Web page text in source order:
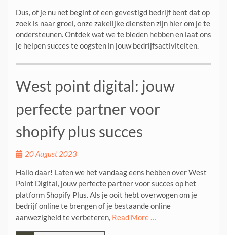
Dus, of je nu net begint of een gevestigd bedrijf bent dat op
zoek is naar groei, onze zakelijke diensten zijn hier om je te
ondersteunen. Ontdek wat we te bieden hebben en laat ons
je helpen succes te oogsten in jouw bedrijfsactiviteiten.
West point digital: jouw
perfecte partner voor
shopify plus succes
20 August 2023
Hallo daar! Laten we het vandaag eens hebben over West
Point Digital, jouw perfecte partner voor succes op het
platform Shopify Plus. Als je ooit hebt overwogen om je
bedrijf online te brengen of je bestaande online
aanwezigheid te verbeteren, Read More …